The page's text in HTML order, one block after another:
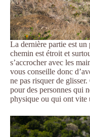
La dernière partie est
chemin est étroit et
s’accrocher avec les
vous conseille donc
ne pas risquer de
pour des personnes qui
physique ou qui ont vite